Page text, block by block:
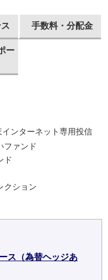
手数料・分配金
ー
インターネット専用投信
ファンド
ド
クション
ス（為替ヘッジあ